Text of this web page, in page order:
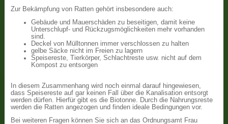
Zur Bekämpfung von Ratten gehört insbesondere auch:
Gebäude und Mauerschäden zu beseitigen, damit keine
Unterschlupf- und Rückzugsmöglichkeiten mehr vorhanden
sind.
Deckel von Mülltonnen immer verschlossen zu halten
gelbe Säcke nicht im Freien zu lagern
Speisereste, Tierkörper, Schlachtreste usw. nicht auf dem
Kompost zu entsorgen
In diesem Zusammenhang wird noch einmal darauf hingewiesen,
dass Speisereste auf gar keinen Fall über die Kanalisation entsorgt
werden dürfen. Hierfür gibt es die Biotonne. Durch die Nahrungsreste
werden die Ratten angezogen und finden ideale Bedingungen vor.
Bei weiteren Fragen können Sie sich an das Ordnungsamt Frau